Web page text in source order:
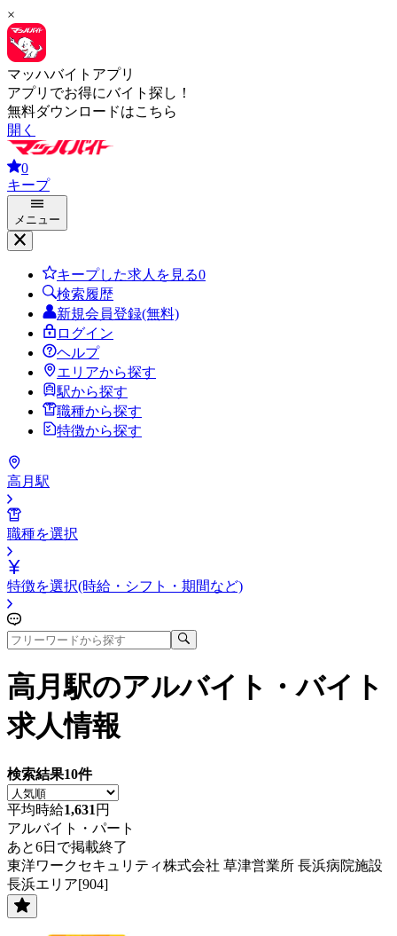
×
マッハバイトアプリ
アプリでお得にバイト探し！
無料ダウンロードはこちら
開く
0
キープ
メニュー
キープした求人を見る0
検索履歴
新規会員登録(無料)
ログイン
ヘルプ
エリアから探す
駅から探す
職種から探す
特徴から探す
高月駅
職種を選択
特徴を選択(時給・シフト・期間など)
高月駅のアルバイト・バイト
求人情報
検索結果10件
平均時給1,631 円
アルバイト・パート
あと6日で掲載終了
東洋ワークセキュリティ株式会社 草津営業所 長浜病院施設
長浜エリア[904]